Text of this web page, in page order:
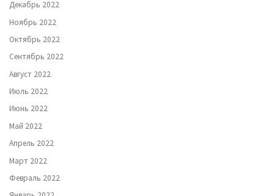
Декабрь 2022
Ноябрь 2022
Октябрь 2022
Сентябрь 2022
Август 2022
Июль 2022
Июнь 2022
Май 2022
Апрель 2022
Март 2022
Февраль 2022